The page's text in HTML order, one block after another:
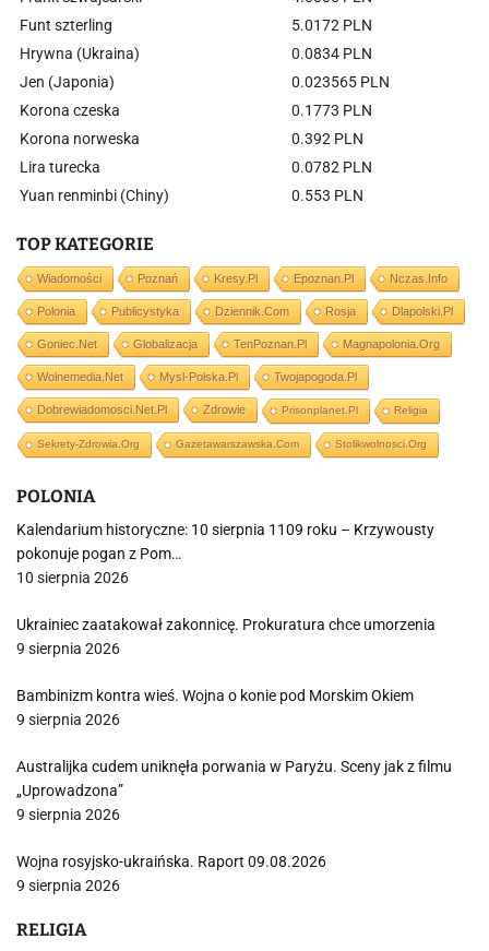
Funt szterling
5.0172 PLN
Hrywna (Ukraina)
0.0834 PLN
Jen (Japonia)
0.023565 PLN
Korona czeska
0.1773 PLN
Korona norweska
0.392 PLN
Lira turecka
0.0782 PLN
Yuan renminbi (Chiny)
0.553 PLN
TOP KATEGORIE
Wiadomości Poznań Kresy.pl Epoznan.pl Nczas.info
Polonia Publicystyka Dziennik.com Rosja Dlapolski.pl
Goniec.net Globalizacja TenPoznan.pl Magnapolonia.org
Wolnemedia.net Mysl-Polska.pl Twojapogoda.pl
Dobrewiadomosci.net.pl Zdrowie Prisonplanet.pl Religia
Sekrety-Zdrowia.org Gazetawarszawska.com Stolikwolnosci.org
POLONIA
Kalendarium historyczne: 10 sierpnia 1109 roku – Krzywousty
pokonuje pogan z Pom…
10 sierpnia 2026
Ukrainiec zaatakował zakonnicę. Prokuratura chce umorzenia
9 sierpnia 2026
Bambinizm kontra wieś. Wojna o konie pod Morskim Okiem
9 sierpnia 2026
Australijka cudem uniknęła porwania w Paryżu. Sceny jak z filmu
„Uprowadzona”
9 sierpnia 2026
Wojna rosyjsko-ukraińska. Raport 09.08.2026
9 sierpnia 2026
RELIGIA